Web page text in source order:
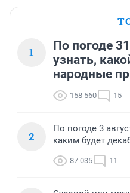
1
По погоде
узнать,
народные
158 560 15
2
По погоде 3
каким будет
87 035 11